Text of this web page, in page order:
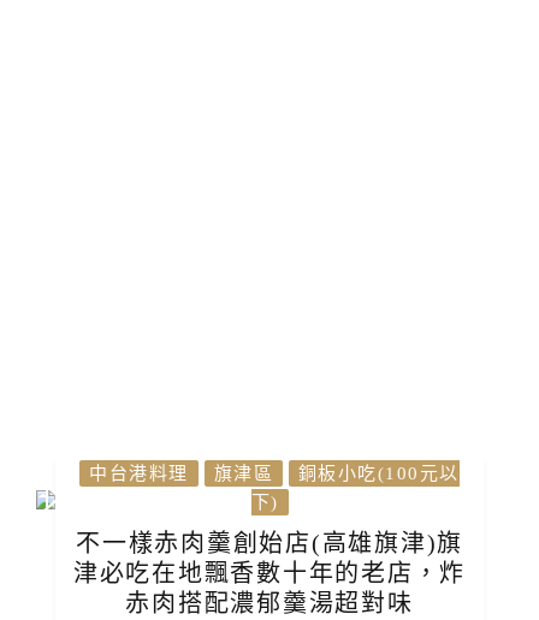
中台港料理 旗津區
銅板小吃(100元以
下)
不一樣赤肉羹創始店(高雄旗津)旗
津必吃在地飄香數十年的老店，炸
赤肉搭配濃郁羹湯超對味